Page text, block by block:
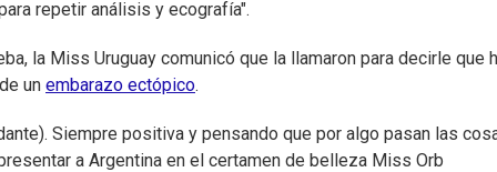
repetir análisis y ecografía".
la Miss Uruguay comunicó que la llamaron para decirle que
un embarazo ectópico.
Siempre positiva y pensando que por algo pasan las
a Argentina en el certamen de belleza Miss Orb